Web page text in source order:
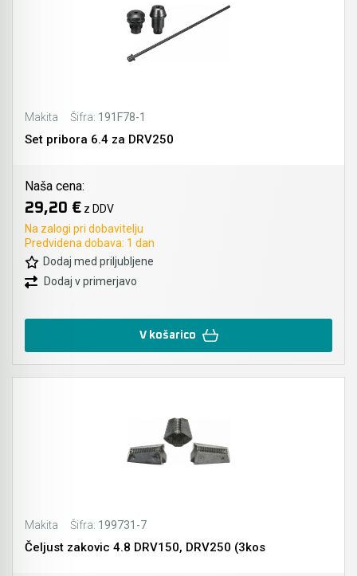
Makita Šifra: 191F78-1
Set pribora 6.4 za DRV250
Naša cena:
29,20 € z DDV
Na zalogi pri dobavitelju
Predvidena dobava: 1 dan
Dodaj med priljubljene
Dodaj v primerjavo
V košarico
Makita Šifra: 199731-7
Čeljust zakovic 4.8 DRV150, DRV250 (3kos